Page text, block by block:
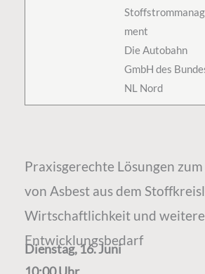
ment
Die Autobahn
GmbH des
NL Nord
Praxisgerechte Lösungen
von Asbest aus dem
Wirtschaftlichkeit und
Entwicklungsbedarf
Dienstag, 16. Juni